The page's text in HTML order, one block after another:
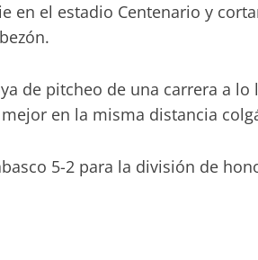
en el estadio Centenario y
de pitcheo de una carrera a
en la misma distancia
5-2 para la división de